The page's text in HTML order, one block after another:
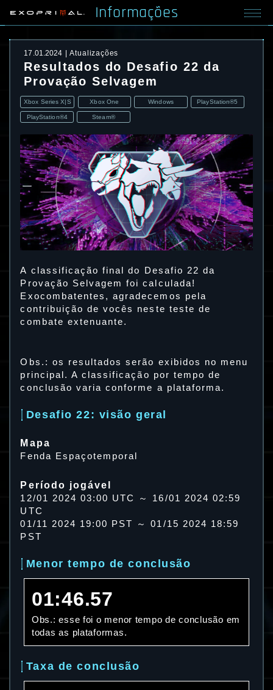
Informações
17.01.2024 Atualizações
Resultados do Desafio 22 da
Provação Selvagem
Xbox Series X|S Xbox One Windows PlayStation®5
PlayStation®4 Steam®
A classificação final do Desafio 22 da
Provação Selvagem foi calculada!
Exocombatentes, agradecemos pela
contribuição de vocês neste teste de
combate extenuante.
Obs.: os resultados serão exibidos no menu
principal. A classificação por tempo de
conclusão varia conforme a plataforma.
Desafio 22: visão geral
Mapa
Fenda Espaçotemporal
Período jogável
12/01 2024 03:00 UTC ～ 16/01 2024 02:59
UTC
01/11 2024 19:00 PST ～ 01/15 2024 18:59
PST
Menor tempo de conclusão
01:46.57
Obs.: esse foi o menor tempo de conclusão em
todas as plataformas.
Taxa de conclusão